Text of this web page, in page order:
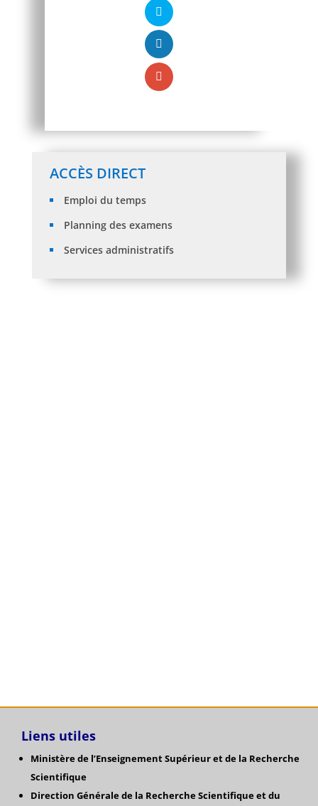
ACCÈS DIRECT
Emploi du temps
Planning des examens
Services administratifs
Liens utiles
Ministère de l’Enseignement Supérieur et de la Recherche
Scientifique
Direction Générale de la Recherche Scientifiqueet du